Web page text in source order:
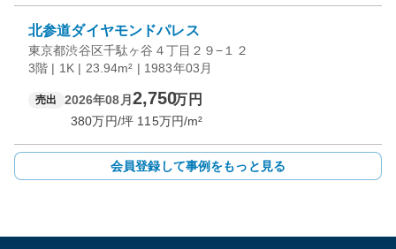
北参道ダイヤモンドパレス
東京都渋谷区千駄ヶ谷４丁目２９−１２
3階 | 1K | 23.94m² | 1983年03月
売出 2026年08月 2,750万円
380万円/坪 115万円/m²
会員登録して事例をもっと見る